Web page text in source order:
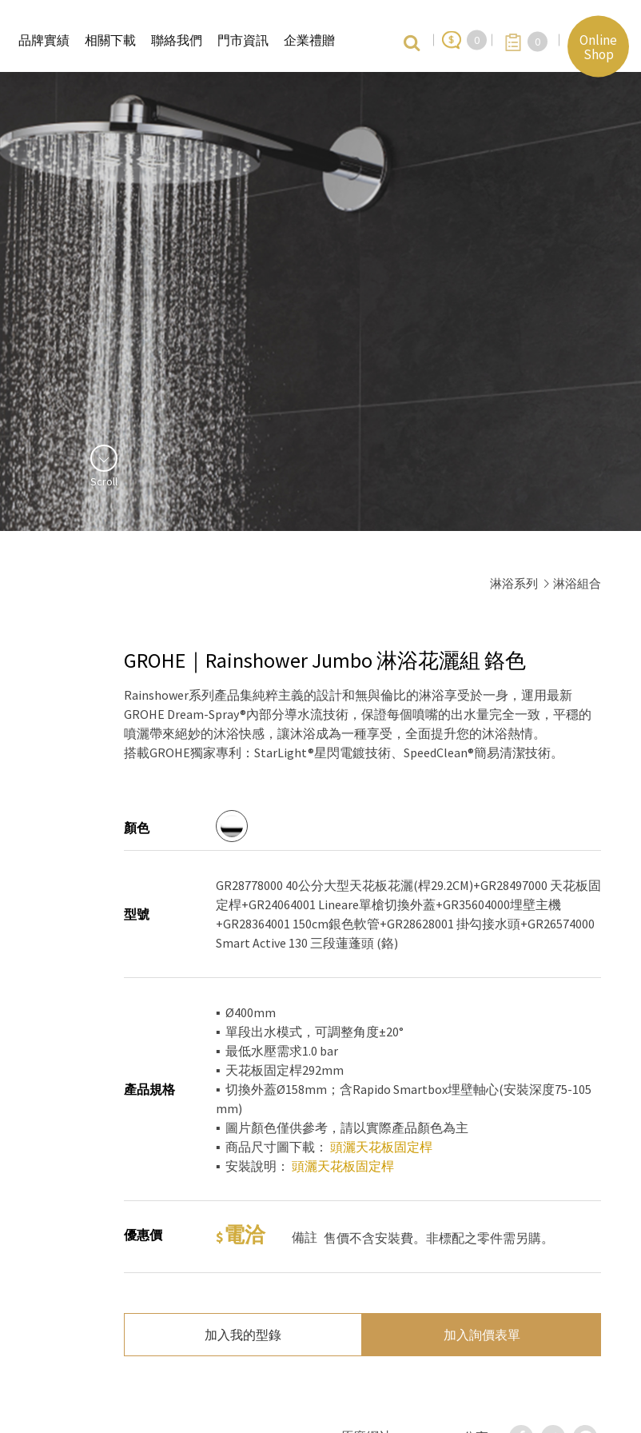
品牌實績 相關下載 聯絡我們 門市資訊 企業禮贈 0 0
Online
Shop
Scroll
淋浴系列 淋浴組合
GROHE｜Rainshower Jumbo 淋浴花灑組 鉻色
Rainshower系列產品集純粹主義的設計和無與倫比的淋浴享受於一身，運用最新
GROHE Dream-Spray®內部分導水流技術，保證每個噴嘴的出水量完全一致，平穩的
噴灑帶來絕妙的沐浴快感，讓沐浴成為一種享受，全面提升您的沐浴熱情。
搭載GROHE獨家專利：StarLight®星閃電鍍技術、SpeedClean®簡易清潔技術。
顏色
型號
GR28778000 40公分大型天花板花灑(桿29.2CM)+GR28497000 天花板固
定桿+GR24064001 Lineare單槍切換外蓋+GR35604000埋壁主機
+GR28364001 150cm銀色軟管+GR28628001 掛勾接水頭+GR26574000
Smart Active 130 三段蓮蓬頭 (鉻)
產品規格
▪ Ø400mm
▪ 單段出水模式，可調整角度±20°
▪ 最低水壓需求1.0 bar
▪ 天花板固定桿292mm
▪ 切換外蓋Ø158mm；含Rapido Smartbox埋壁軸心(安裝深度75-105
mm)
▪ 圖片顏色僅供參考，請以實際產品顏色為主
▪ 商品尺寸圖下載： 頭灑天花板固定桿
▪ 安裝說明： 頭灑天花板固定桿
優惠價 電洽 備註 售價不含安裝費。非標配之零件需另購。
加入我的型錄 加入詢價表單